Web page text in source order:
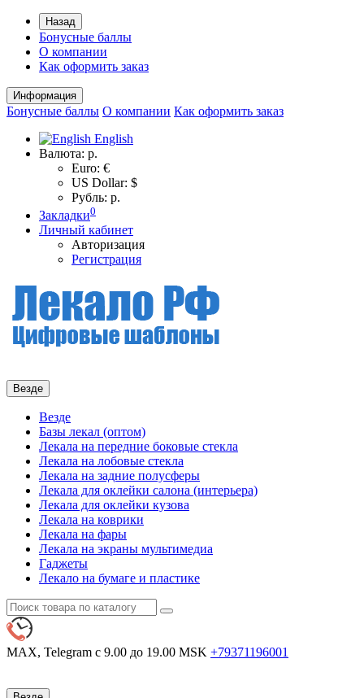
Назад
Бонусные баллы
О компании
Как оформить заказ
Информация
Бонусные баллы О компании Как оформить заказ
English
Валюта: р.
Euro: €
US Dollar: $
Рубль: р.
Закладки0
Личный кабинет
Авторизация
Регистрация
Везде
Везде
Базы лекал (оптом)
Лекала на передние боковые стекла
Лекала на лобовые стекла
Лекала на задние полусферы
Лекала для оклейки салона (интерьера)
Лекала для оклейки кузова
Лекала на коврики
Лекала на фары
Лекала на экраны мультимедиа
Гаджеты
Лекало на бумаге и пластике
MAX, Telegram с 9.00 до 19.00 MSK +79371196001